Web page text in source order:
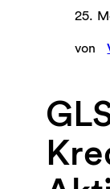
25.
von